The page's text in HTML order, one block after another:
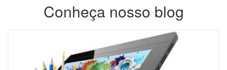
Conheça nosso blog